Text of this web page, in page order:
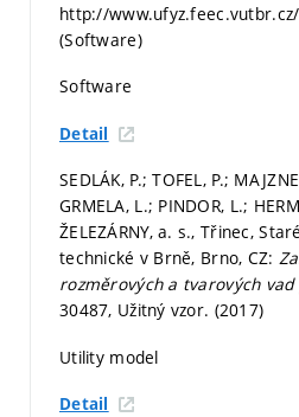
http://
(Software)
Software
Detail
SEDLÁK, P.; TOFEL, P.;
GRMELA, L.; PINDOR, L.;
ŽELEZÁRNY, a. s., Třinec,
technické v Brně, Brno, CZ:
rozměrových a tvarových
30487, Užitný vzor. (2017)
Utility model
Detail